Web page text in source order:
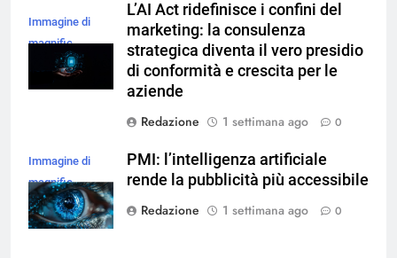
Immagine di
magnific
L’AI Act ridefinisce i confini del
marketing: la consulenza
strategica diventa il vero presidio
di conformità e crescita per le
aziende
Redazione
1 settimana ago 0
Immagine di
magnific
PMI: l’intelligenza artificiale
rende la pubblicità più accessibile
Redazione
1 settimana ago 0